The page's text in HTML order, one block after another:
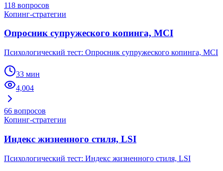
118 вопросов
Копинг-стратегии
Опросник супружеского копинга, MCI
Психологический тест: Опросник супружеского копинга, MCI
33 мин
4,004
66 вопросов
Копинг-стратегии
Индекс жизненного стиля, LSI
Психологический тест: Индекс жизненного стиля, LSI